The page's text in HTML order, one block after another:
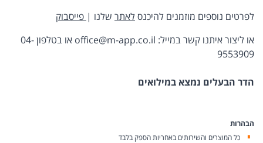
לפרטים נוספים מוזמנים להיכנסלאתר שלנו | פייסבוק
או ליצור איתנו קשר במייל: office@m-app.co.il או בטלפון 04-
9553909
הדר הבעלים נמצא במילואים
הבהרות
כל המוצרים והשירותים באחריות הספק בלבד